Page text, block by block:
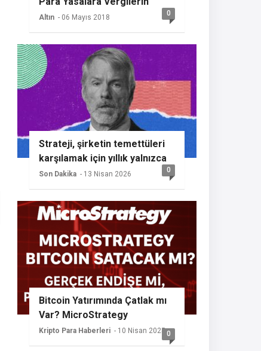
Getireceğini Açıkladı
Altın - 06 Mayıs 2018 0
Strateji, şirketin temettüleri
karşılamak için yıllık yalnızca
%2 BTC büyümesine ihtiyaç
duyması nedeniyle başka bir
Bitcoin alımının sinyalini
veriyor
Son Dakika - 13 Nisan 2026 0
Bitcoin Yatırımında Çatlak mı
Var? MicroStrategy
Sessizliğini Koruyor
Kripto Para Haberleri - 10 Nisan 20250